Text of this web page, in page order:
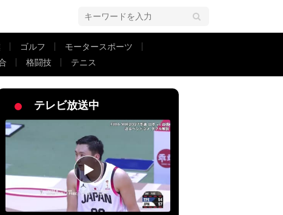
ゴルフ
モータースポーツ
格闘技 テニス
スーパーゴールが話題「ドリブルえぐいわ」「うまっ」相手４人を切り裂き
テレビ放送中